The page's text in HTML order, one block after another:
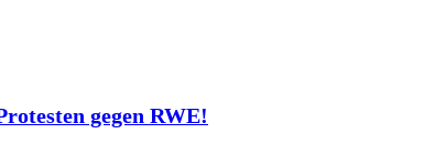
gegen RWE!